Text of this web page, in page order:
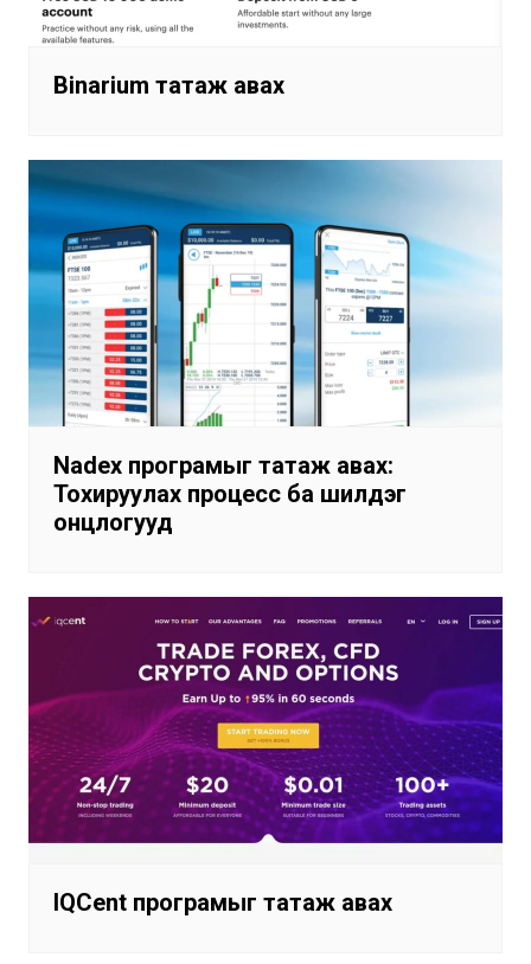
Binarium татаж авах
Nadex програмыг татаж авах:
Тохируулах процесс ба шилдэг
онцлогууд
IQCent програмыг татаж авах